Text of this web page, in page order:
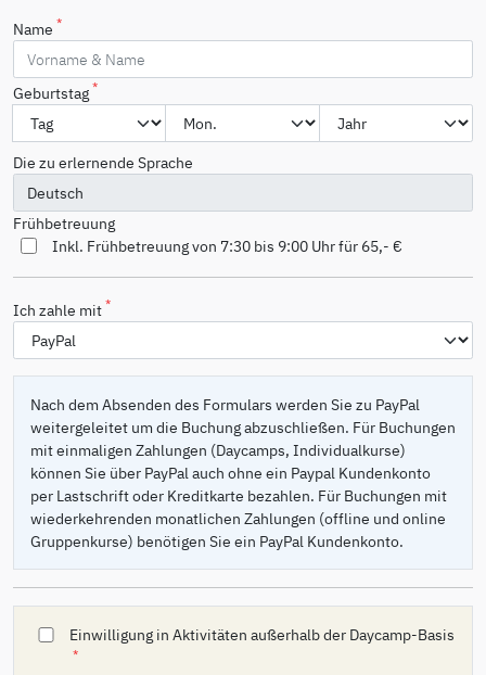
Name *
Geburtstag *
Die zu erlernende Sprache
Frühbetreuung
Inkl. Frühbetreuung von 7:30 bis 9:00 Uhr für 65,- €
Ich zahle mit *
Nach dem Absenden des Formulars werden Sie zu PayPal
weitergeleitet um die Buchung abzuschließen. Für Buchungen
mit einmaligen Zahlungen (Daycamps, Individualkurse)
können Sie über PayPal auch ohne ein Paypal Kundenkonto
per Lastschrift oder Kreditkarte bezahlen. Für Buchungen mit
wiederkehrenden monatlichen Zahlungen (offline und online
Gruppenkurse) benötigen Sie ein PayPal Kundenkonto.
Einwilligung in Aktivitäten außerhalb der Daycamp-Basis
*